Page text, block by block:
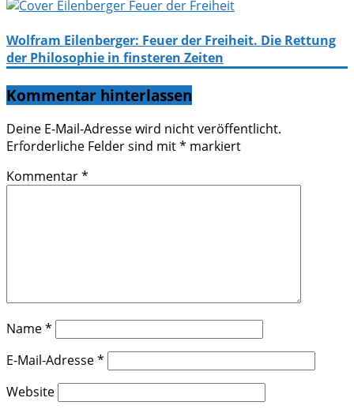
Wolfram Eilenberger: Feuer der Freiheit. Die Rettung
der Philosophie in finsteren Zeiten
Kommentar hinterlassen
Deine E-Mail-Adresse wird nicht veröffentlicht.
Erforderliche Felder sind mit* markiert
Kommentar*
Name*
E-Mail-Adresse*
Website